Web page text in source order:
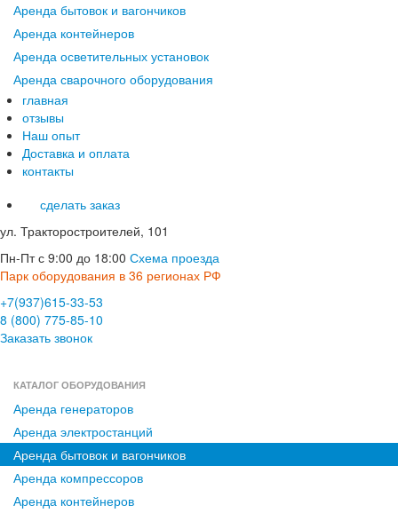
Аренда бытовок и вагончиков
Аренда контейнеров
Аренда осветительных установок
Аренда сварочного оборудования
главная
отзывы
Наш опыт
Доставка и оплата
контакты
сделать заказ
ул. Тракторостроителей, 101
Пн-Пт с 9:00 до 18:00 Схема проезда
Парк оборудования в 36 регионах РФ
+7(937)615-33-53
8 (800) 775-85-10
Заказать звонок
КАТАЛОГ ОБОРУДОВАНИЯ
Аренда генераторов
Аренда электростанций
Аренда бытовок и вагончиков
Аренда компрессоров
Аренда контейнеров